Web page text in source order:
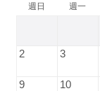
週日 週一
2 3
9 10